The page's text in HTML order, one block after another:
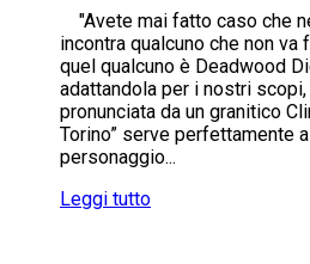
"Avete mai fatto caso che
incontra qualcuno che non va
quel qualcuno è Deadwood
adattandola per i nostri
pronunciata da un granitico
Torino” serve perfettamente
personaggio...
Leggi tutto